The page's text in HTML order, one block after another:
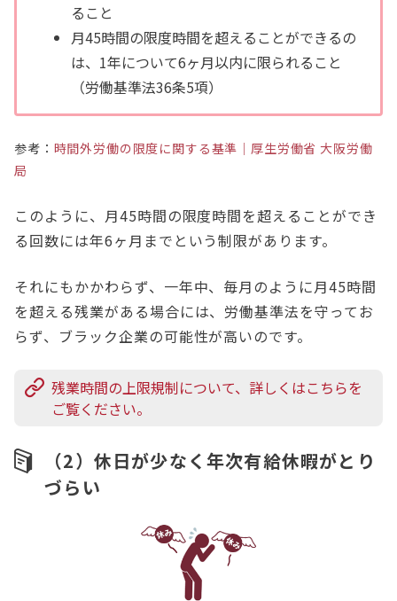
ること
月45時間の限度時間を超えることができるの
は、1年について6ヶ月以内に限られること
（労働基準法36条5項）
参考： 時間外労働の限度に関する基準｜厚生労働省 大阪労働
局
このように、月45時間の限度時間を超えることができ
る回数には年6ヶ月までという制限があります。
それにもかかわらず、一年中、毎月のように月45時間
を超える残業がある場合には、労働基準法を守ってお
らず、ブラック企業の可能性が高いのです。
残業時間の上限規制について、詳しくはこちらを
ご覧ください。
（2）休日が少なく年次有給休暇がとり
づらい